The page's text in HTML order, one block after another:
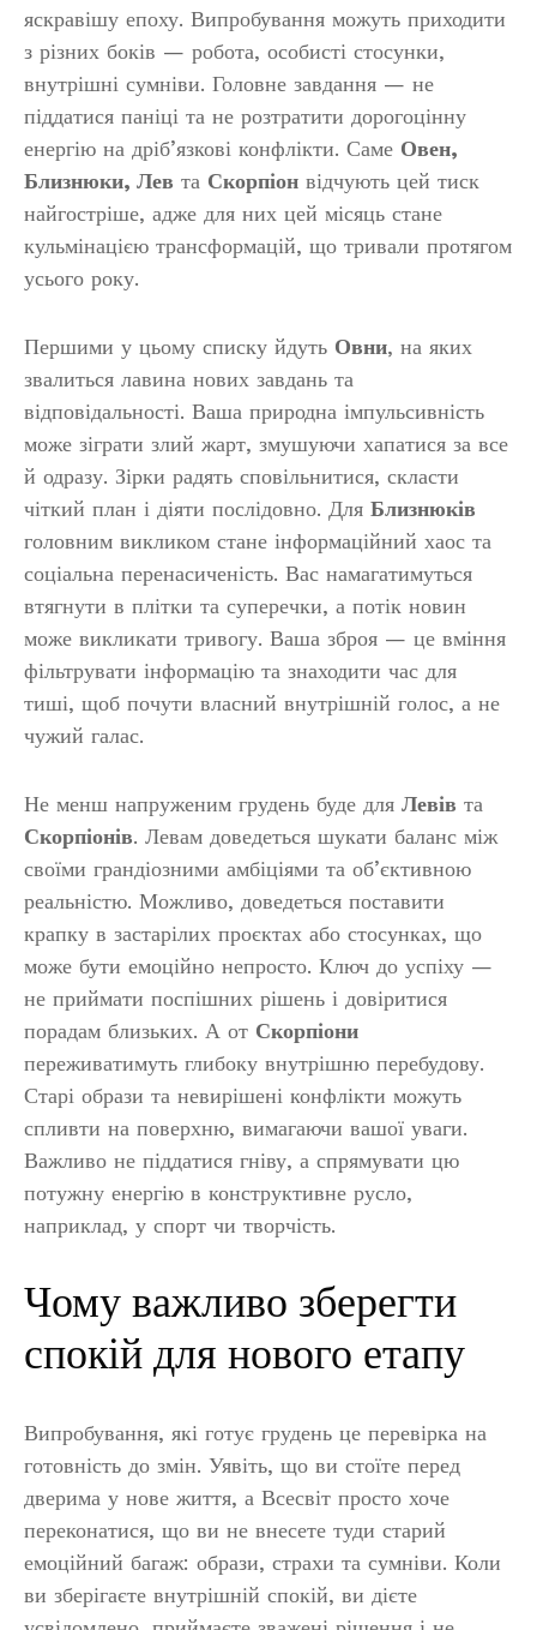
яскравішу епоху. Випробування можуть приходити
з різних боків — робота, особисті стосунки,
внутрішні сумніви. Головне завдання — не
піддатися паніці та не розтратити дорогоцінну
енергію на дріб’язкові конфлікти. Саме Овен,
Близнюки, Лев та Скорпіон відчують цей тиск
найгостріше, адже для них цей місяць стане
кульмінацією трансформацій, що тривали протягом
усього року.
Першими у цьому списку йдуть Овни, на яких
звалиться лавина нових завдань та
відповідальності. Ваша природна імпульсивність
може зіграти злий жарт, змушуючи хапатися за все
й одразу. Зірки радять сповільнитися, скласти
чіткий план і діяти послідовно. Для Близнюків
головним викликом стане інформаційний хаос та
соціальна перенасиченість. Вас намагатимуться
втягнути в плітки та суперечки, а потік новин
може викликати тривогу. Ваша зброя — це вміння
фільтрувати інформацію та знаходити час для
тиші, щоб почути власний внутрішній голос, а не
чужий галас.
Не менш напруженим грудень буде для Левів та
Скорпіонів. Левам доведеться шукати баланс між
своїми грандіозними амбіціями та об’єктивною
реальністю. Можливо, доведеться поставити
крапку в застарілих проєктах або стосунках, що
може бути емоційно непросто. Ключ до успіху —
не приймати поспішних рішень і довіритися
порадам близьких. А от Скорпіони
переживатимуть глибоку внутрішню перебудову.
Старі образи та невирішені конфлікти можуть
спливти на поверхню, вимагаючи вашої уваги.
Важливо не піддатися гніву, а спрямувати цю
потужну енергію в конструктивне русло,
наприклад, у спорт чи творчість.
Чому важливо зберегти
спокій для нового етапу
Випробування, які готує грудень це перевірка на
готовність до змін. Уявіть, що ви стоїте перед
дверима у нове життя, а Всесвіт просто хоче
переконатися, що ви не внесете туди старий
емоційний багаж: образи, страхи та сумніви. Коли
ви зберігаєте внутрішній спокій, ви дієте